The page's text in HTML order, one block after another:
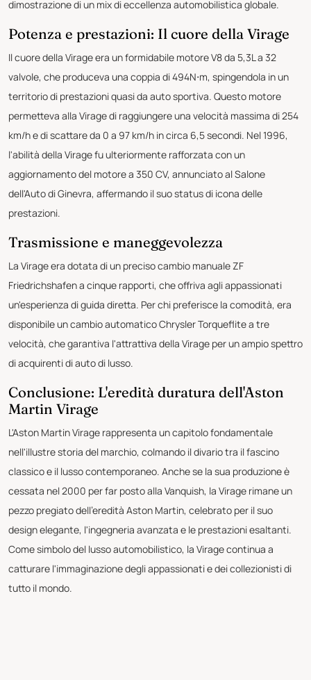
dimostrazione di un mix di eccellenza automobilistica globale.
Potenza e prestazioni: Il cuore della Virage
Il cuore della Virage era un formidabile motore V8 da 5,3L a 32
valvole, che produceva una coppia di 494N⋅m, spingendola in un
territorio di prestazioni quasi da auto sportiva. Questo motore
permetteva alla Virage di raggiungere una velocità massima di 254
km/h e di scattare da 0 a 97 km/h in circa 6,5 secondi. Nel 1996,
l'abilità della Virage fu ulteriormente rafforzata con un
aggiornamento del motore a 350 CV, annunciato al Salone
dell'Auto di Ginevra, affermando il suo status di icona delle
prestazioni.
Trasmissione e maneggevolezza
La Virage era dotata di un preciso cambio manuale ZF
Friedrichshafen a cinque rapporti, che offriva agli appassionati
un'esperienza di guida diretta. Per chi preferisce la comodità, era
disponibile un cambio automatico Chrysler Torqueflite a tre
velocità, che garantiva l'attrattiva della Virage per un ampio spettro
di acquirenti di auto di lusso.
Conclusione: L'eredità duratura dell'Aston
Martin Virage
L'Aston Martin Virage rappresenta un capitolo fondamentale
nell'illustre storia del marchio, colmando il divario tra il fascino
classico e il lusso contemporaneo. Anche se la sua produzione è
cessata nel 2000 per far posto alla Vanquish, la Virage rimane un
pezzo pregiato dell'eredità Aston Martin, celebrato per il suo
design elegante, l'ingegneria avanzata e le prestazioni esaltanti.
Come simbolo del lusso automobilistico, la Virage continua a
catturare l'immaginazione degli appassionati e dei collezionisti di
tutto il mondo.